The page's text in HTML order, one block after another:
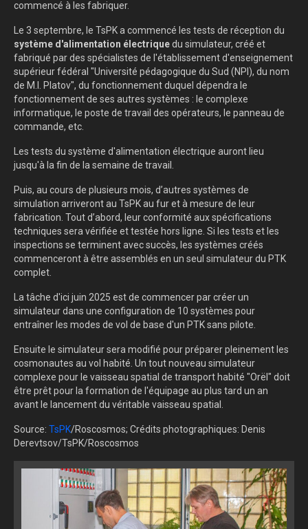
commencé à les fabriquer.
Le 3 septembre, le TsPK a commencé les tests de réception du
système d'alimentation électriquedu simulateur, créé et
fabriqué par des spécialistes de l'établissement d'enseignement
supérieur fédéral "Université pédagogique du Sud (NPI), du nom
de M.I. Platov", du fonctionnement duquel dépendra le
fonctionnement de ses autres systèmes : le complexe
informatique, le poste de travail des opérateurs, le panneau de
commande, etc.
Les tests du système d'alimentation électrique auront lieu
jusqu'à la fin de la semaine de travail.
Puis, au cours de plusieurs mois, d’autres systèmes de
simulation arriveront au TsPK au fur et à mesure de leur
fabrication. Tout d’abord, leur conformité aux spécifications
techniques sera vérifiée et testée hors ligne. Si les tests et les
inspections se terminent avec succès, les systèmes créés
commenceront à être assemblés en un seul simulateur du PTK
complet.
La tâche d'ici juin 2025 est de commencer par créer un
simulateur dans une configuration de 10 systèmes pour
entraîner les modes de vol de base d'un PTK sans pilote.
Ensuite le simulateur sera modifié pour préparer pleinement les
cosmonautes au vol habité. Un tout nouveau simulateur
complexe pour le vaisseau spatial de transport habité "Orël" doit
être prêt pour la formation de l'équipage au plus tard un an
avant le lancement du véritable vaisseau spatial.
Source: TsPK/Roscosmos; Crédits photographiques: Denis
Derevtsov/TsPK/Roscosmos